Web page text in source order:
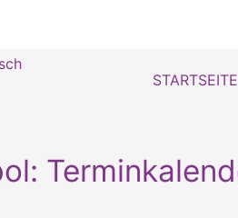
STARTSEITE